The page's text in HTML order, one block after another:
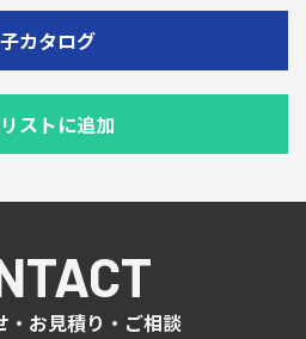
カタログ
ストに追加
・お見積り・ご相談